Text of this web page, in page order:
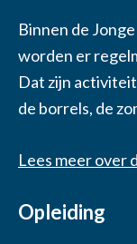
Binnen de
worden er
Dat zijn
de borrels, de
Lees meer over
Opleiding